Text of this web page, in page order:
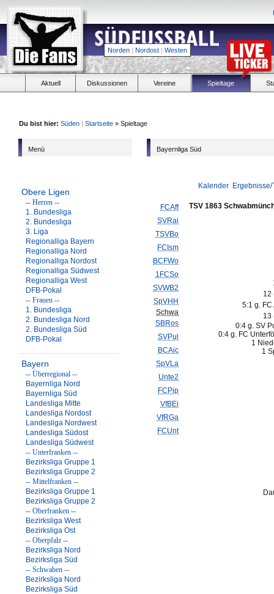
Norden | Nordost | Westen
Aktuell Diskussionen Vereine Spieltage
Du bist hier: Süden | Startseite » Spieltage
Menü
Obere Ligen
-- Herren --
1. Bundesliga
2. Bundesliga
3. Liga
Regionalliga Bayern
Regionalliga Nord
Regionalliga Nordost
Regionalliga Südwest
Regionalliga West
DFB-Pokal
-- Frauen --
1. Bundesliga
2. Bundesliga Nord
2. Bundesliga Süd
DFB-Pokal
Bayern
-- Überregional --
Bayernliga Nord
Bayernliga Süd
Landesliga Mitte
Landesliga Nordost
Landesliga Nordwest
Landesliga Südost
Landesliga Südwest
-- Unterfranken --
Bezirksliga Gruppe 1
Bezirksliga Gruppe 2
-- Mittelfranken --
Bezirksliga Gruppe 1
Bezirksliga Gruppe 2
-- Oberfranken --
Bezirksliga West
Bezirksliga Ost
-- Oberpfalz --
Bezirksliga Nord
Bezirksliga Süd
-- Schwaben --
Bezirksliga Nord
Bezirksliga Süd
Bayernliga Süd
Kalender
FCAff
SVRai
TSVBo
FCIsm
BCFWo
1FCSo
SVWB2
SpVHH
Schwa
SBRos
SVPul
BCAic
SpVLa
Unte2
FCPip
VfBEi
VfRGa
FCUnt
TSV 1863
12
5:1 g. FC
13
0:4 g. SV
0:4 g. FC
1
1